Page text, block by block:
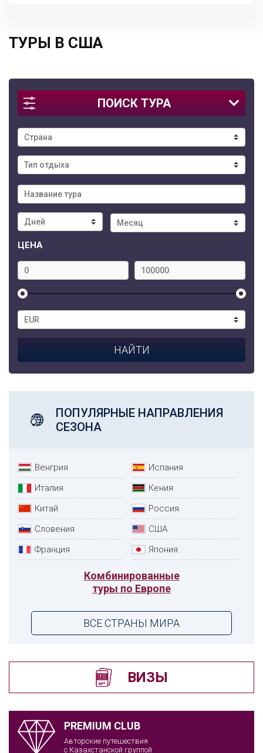
ПОИСК ТУРА
ЦЕНА
ПОПУЛЯРНЫЕ НАПРАВЛЕНИЯ
СЕЗОНА
Венгрия
Испания
Италия
Кения
Китай
Россия
Словения
США
Франция
Япония
Комбинированные
туры по Европе
ВСЕ СТРАНЫ МИРА
ВИЗЫ
PREMIUM CLUB
Авторские путешествия
с Казахстанской группой
ТУРЫ В США